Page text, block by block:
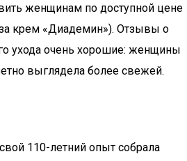
женщинам по доступной цене
крем «Диадемин»). Отзывы о
ухода очень хорошие: женщины
выглядела более свежей.
110-летний опыт собрала